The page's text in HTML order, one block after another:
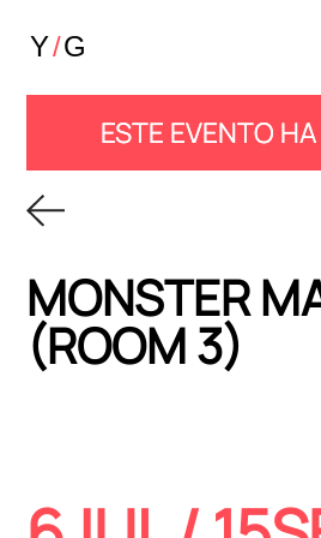
ESTE EVENTO
MONSTER
(ROOM 3)